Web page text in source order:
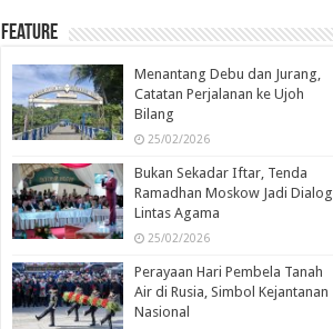
Feature
Menantang Debu dan Jurang,
Catatan Perjalanan ke Ujoh
Bilang
25/02/2026
Bukan Sekadar Iftar, Tenda
Ramadhan Moskow Jadi Dialog
Lintas Agama
25/02/2026
Perayaan Hari Pembela Tanah
Air di Rusia, Simbol Kejantanan
Nasional